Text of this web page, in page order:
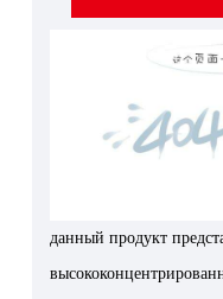
данный продукт